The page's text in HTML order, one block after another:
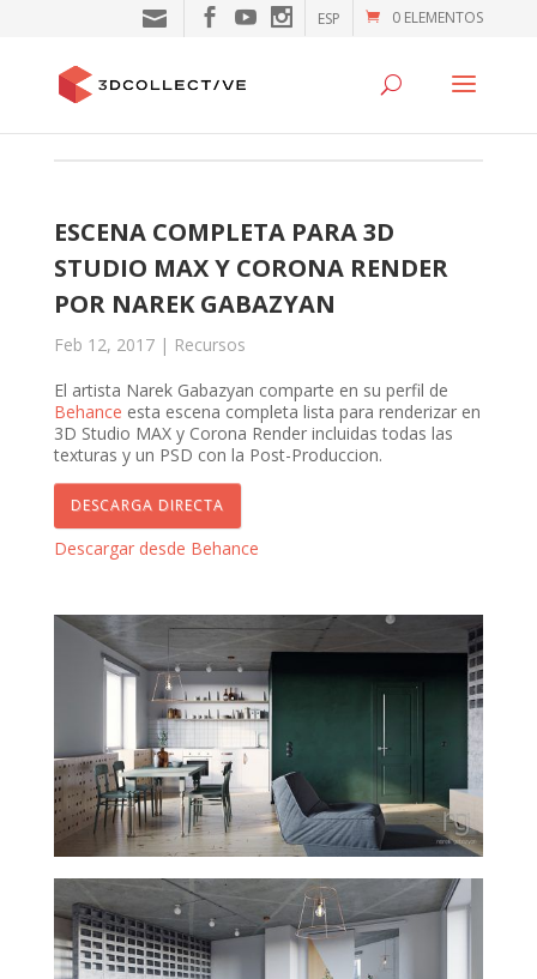
0 ELEMENTOS
ESP
ESCENA COMPLETA PARA 3D
STUDIO MAX Y CORONA RENDER
POR NAREK GABAZYAN
Feb 12, 2017| Recursos
El artista Narek Gabazyan comparte en su perfil de
Behance esta escena completa lista para renderizar en
3D Studio MAX y Corona Render incluidas todas las
texturas y un PSD con la Post-Produccion.
DESCARGA DIRECTA
Descargar desde Behance